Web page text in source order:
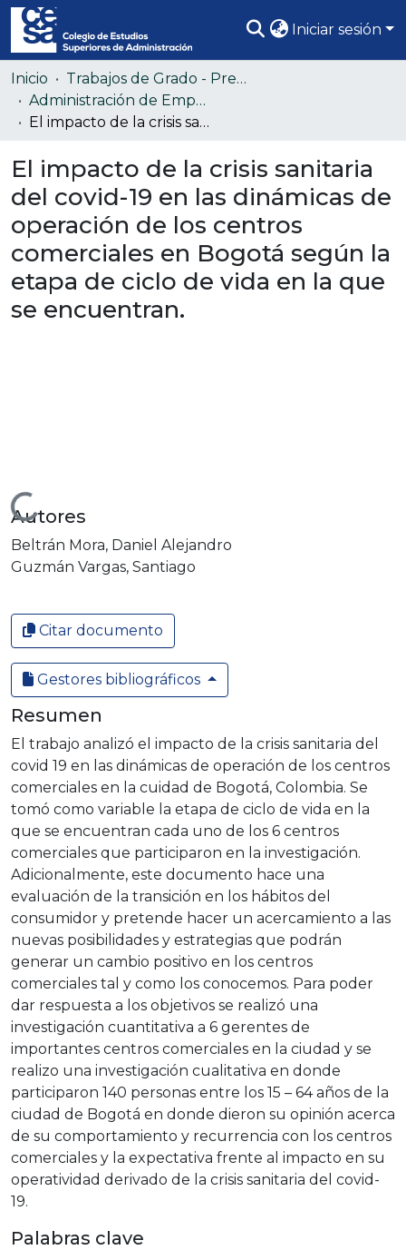
Iniciar sesión
Comunidades
Todo DSpace
Inicio
Trabajos de Grado - Pregrado
Administración de Empresas
El impacto de la crisis sanitaria del covid-19 en las dinámicas de operación de los centros comerciales en Bogotá según la etapa de ciclo de vida en la que se encuentran.
El impacto de la crisis sanitaria
del covid-19 en las dinámicas de
operación de los centros
comerciales en Bogotá según la
etapa de ciclo de vida en la que
se encuentran.
Cargando...
Autores
Beltrán Mora, Daniel Alejandro
Guzmán Vargas, Santiago
Citar documento
Gestores bibliográficos
Resumen
El trabajo analizó el impacto de la crisis sanitaria del
covid 19 en las dinámicas de operación de los centros
comerciales en la cuidad de Bogotá, Colombia. Se
tomó como variable la etapa de ciclo de vida en la
que se encuentran cada uno de los 6 centros
comerciales que participaron en la investigación.
Adicionalmente, este documento hace una
evaluación de la transición en los hábitos del
consumidor y pretende hacer un acercamiento a las
nuevas posibilidades y estrategias que podrán
generar un cambio positivo en los centros
comerciales tal y como los conocemos. Para poder
dar respuesta a los objetivos se realizó una
investigación cuantitativa a 6 gerentes de
importantes centros comerciales en la ciudad y se
realizo una investigación cualitativa en donde
participaron 140 personas entre los 15 – 64 años de la
ciudad de Bogotá en donde dieron su opinión acerca
de su comportamiento y recurrencia con los centros
comerciales y la expectativa frente al impacto en su
operatividad derivado de la crisis sanitaria del covid-
19.
Palabras clave